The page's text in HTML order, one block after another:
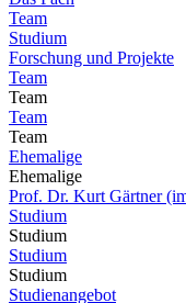
Team
Studium
Forschung und Projekte
Team
Team
Team
Team
Ehemalige
Ehemalige
Prof. Dr. Kurt Gärtner
Studium
Studium
Studium
Studium
Studienangebot